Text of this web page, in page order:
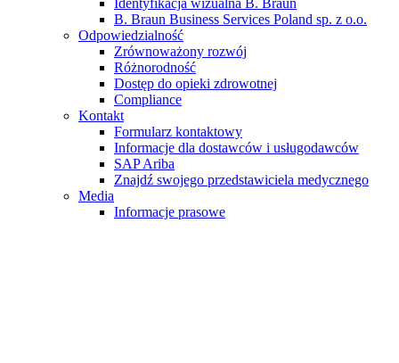
B. Braun Business Services Poland sp. z o.o.
Odpowiedzialność
Zrównoważony rozwój
Różnorodność
Dostęp do opieki zdrowotnej
Compliance
Kontakt
Formularz kontaktowy
Informacje dla dostawców i usługodawców
SAP Ariba
Znajdź swojego przedstawiciela medycznego
Media
Informacje prasowe